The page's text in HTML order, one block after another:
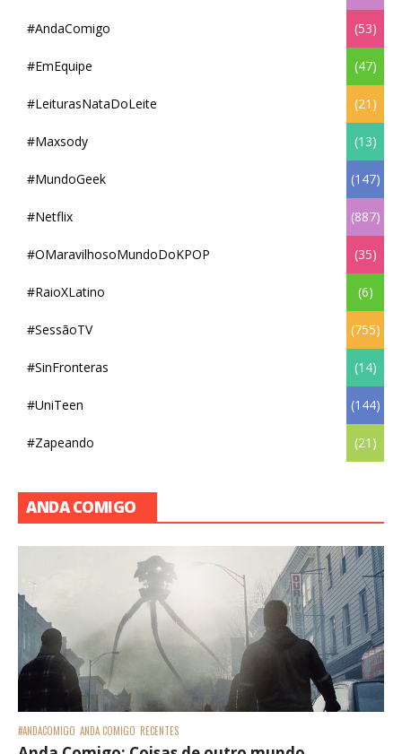
#AndaComigo (53)
#EmEquipe (47)
#LeiturasNataDoLeite (21)
#Maxsody (13)
#MundoGeek (147)
#Netflix (887)
#OMaravilhosoMundoDoKPOP (35)
#RaioXLatino (6)
#SessãoTV (755)
#SinFronteras (14)
#UniTeen (144)
#Zapeando (21)
ANDA COMIGO
#ANDACOMIGO ANDA COMIGO RECENTES